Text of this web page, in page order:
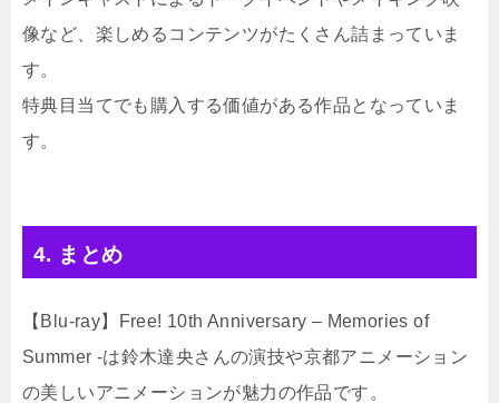
像など、楽しめるコンテンツがたくさん詰まっていま
す。
特典目当てでも購入する価値がある作品となっていま
す。
4. まとめ
【Blu-ray】Free! 10th Anniversary – Memories of
Summer -は鈴木達央さんの演技や京都アニメーション
の美しいアニメーションが魅力の作品です。